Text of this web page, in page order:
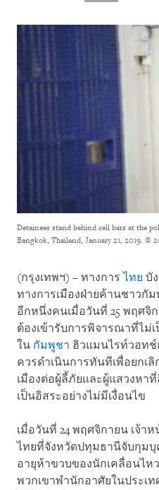
Detainees stand behind cell bars at the
Bangkok, Thailand, January 21, 2019. ©
(กรุงเทพฯ) – ทางการไทย บั
ทางการเมืองฝ่ายค้านชาวกั
อีกหนึ่งคนเมื่อวันที่ 25 พฤศจิก
ต้องเข้ารับการพิจารณาที่ไม่
ใน กัมพูชา ฮิวแมนไรท์วอท
ควรดำเนินการทันทีเพื่อยกเ
เมืองต่อผู้ลี้ภัยและผู้แสวงหา
เป็นอิสระอย่างไม่มีเงื่อนไข
เมื่อวันที่ 24 พฤศจิกายน เจ้า
ไทยที่จังหวัดปทุมธานีจับกุม
อายุห้าขวบของนักเคลื่อนไห
พวกเขาพำนักอาศัยในประเ